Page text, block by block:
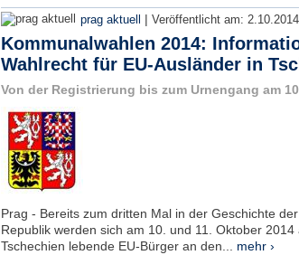
prag aktuell | Veröffentlicht am: 2.10.2014
Kommunalwahlen 2014:
Wahlrecht für EU-Ausländer in
Von der Registrierung bis zum Urnengang am
Prag - Bereits zum dritten Mal in der Geschichte
Republik werden sich am 10. und 11. Oktober 2014
Tschechien lebende EU-Bürger an den... mehr ›